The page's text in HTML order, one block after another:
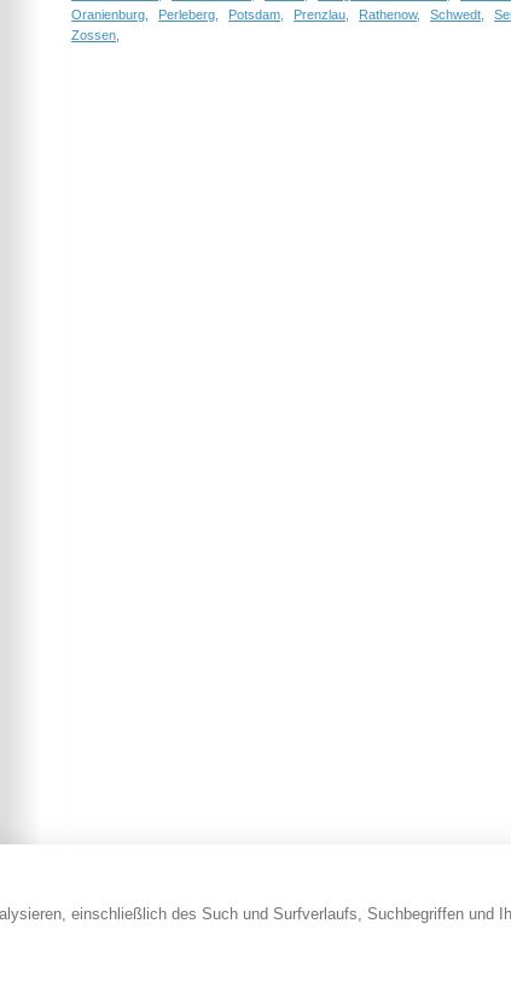
einschließlich des Such und Surfverlaufs, Suchbegriffen und
Oranienburg,
Perleberg, Potsdam, Prenzlau, Rathenow, Schwedt,
Zossen,